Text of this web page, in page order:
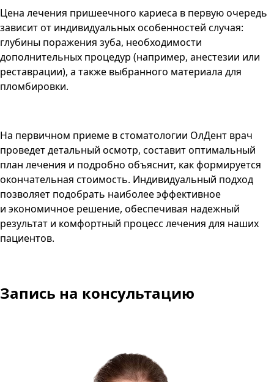
Цена лечения пришеечного кариеса в первую очередь
зависит от индивидуальных особенностей случая:
глубины поражения зуба, необходимости
дополнительных процедур (например, анестезии или
реставрации), а также выбранного материала для
пломбировки.
На первичном приеме в стоматологии ОлДент врач
проведет детальный осмотр, составит оптимальный
план лечения и подробно объяснит, как формируется
окончательная стоимость. Индивидуальный подход
позволяет подобрать наиболее эффективное
и экономичное решение, обеспечивая надежный
результат и комфортный процесс лечения для наших
пациентов.
Запись на консультацию